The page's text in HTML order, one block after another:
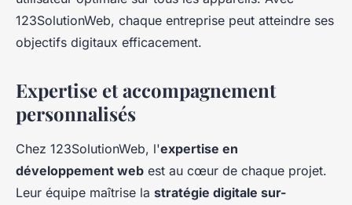
123SolutionWeb, chaque entreprise peut atteindre ses
objectifs digitaux efficacement.
Expertise et accompagnement
personnalisés
Chez 123SolutionWeb, l'expertise en
développement web est au cœur de chaque projet.
Leur équipe maîtrise la stratégie digitale sur-